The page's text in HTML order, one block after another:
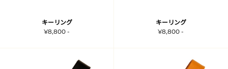
キーリング
¥8,800 -
キーリング
¥8,800 -